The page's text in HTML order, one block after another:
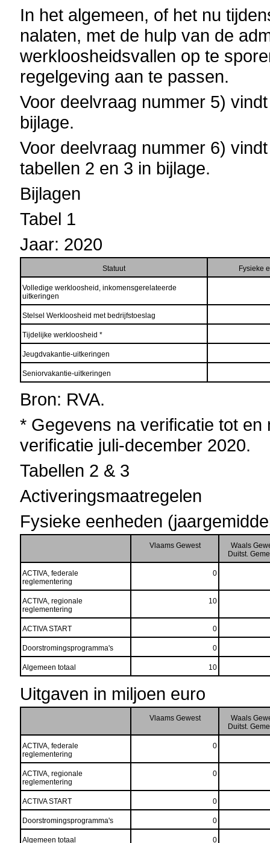
In het algemeen, of het nu
nalaten, met de hulp van de
werkloosheidsvallen op te
regelgeving aan te passen.
Voor deelvraag nummer 5)
bijlage.
Voor deelvraag nummer 6)
tabellen 2 en 3 in bijlage.
Bijlagen
Tabel 1
Jaar: 2020
Statuut Fysieke
Volledige werkloosheid, inkomensgerelateerde
uitkeringen
Stelsel Werkloosheid met bedrijfstoeslag
Tijdelijke werkloosheid *
Jeugdvakantie-uitkeringen
Seniorvakantie-uitkeringen
Bron: RVA.
* Gegevens na verificatie tot
verificatie juli-december 2020.
Tabellen 2 & 3
Activeringsmaatregelen
Fysieke eenheden
Vlaams Gewest
Waals
Duitst.
ACTIVA, federale
reglementering
0
ACTIVA, regionale
reglementering
10
ACTIVA START 0
Doorstromingsprogramma's 0
Algemeen totaal 10
Uitgaven in miljoen euro
Vlaams Gewest
Waals
Duitst.
ACTIVA, federale
reglementering
0
ACTIVA, regionale
reglementering
0
ACTIVA START 0
Doorstromingsprogramma's 0
Algemeen totaal 0